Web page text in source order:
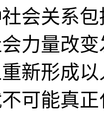
会关系
力量改
新形成
可能真